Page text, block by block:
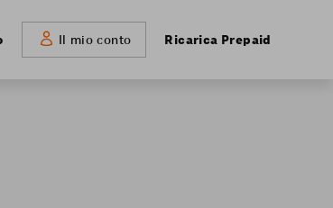
Il mio conto Ricarica Prepaid